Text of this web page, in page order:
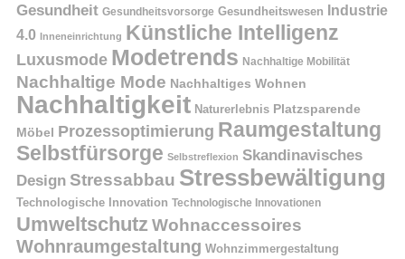
Gesundheit Gesundheitsvorsorge Gesundheitswesen Industrie
4.0 Inneneinrichtung Künstliche Intelligenz
Luxusmode Modetrends Nachhaltige Mobilität
Nachhaltige Mode Nachhaltiges Wohnen
Nachhaltigkeit Naturerlebnis Platzsparende
Möbel
Prozessoptimierung Raumgestaltung
Selbstfürsorge Selbstreflexion Skandinavisches
Design Stressabbau Stressbewältigung
Technologische Innovation Technologische Innovationen
Umweltschutz Wohnaccessoires
Wohnraumgestaltung Wohnzimmergestaltung